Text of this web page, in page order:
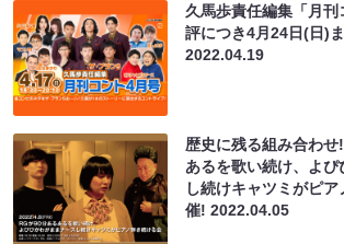
久馬歩責任編集「月
評につき4月24日(日)
2022.04.19
歴史に残る組み合わ
あるを歌い続け、よ
し続けキャツミがピ
催!2022.04.05